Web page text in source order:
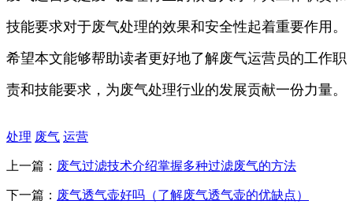
技能要求对于废气处理的效果和安全性起着重要作用。
希望本文能够帮助读者更好地了解废气运营员的工作职
责和技能要求，为废气处理行业的发展贡献一份力量。
处理 废气 运营
上一篇： 废气过滤技术介绍掌握多种过滤废气的方法
下一篇： 废气透气壶好吗（了解废气透气壶的优缺点）